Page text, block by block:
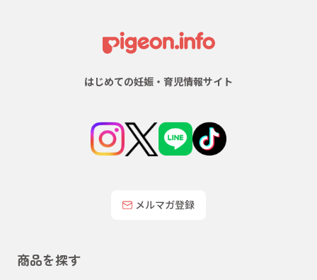
はじめての妊娠・育児情報サイト
メルマガ登録
商品を探す